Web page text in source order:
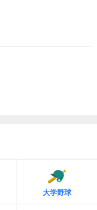
大学野球